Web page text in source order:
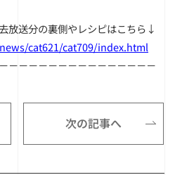
放送分の裏側やレシピはこちら↓
cat621/cat709/index.html
－－－－－－－－－－－－－－－
次の記事へ